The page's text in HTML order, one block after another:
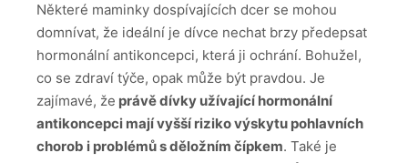
Některé maminky dospívajících dcer se mohou
domnívat, že ideální je dívce nechat brzy předepsat
hormonální antikoncepci, která ji ochrání. Bohužel,
co se zdraví týče, opak může být pravdou. Je
zajímavé, že právě dívky užívající hormonální
antikoncepci mají vyšší riziko výskytu pohlavních
chorob i problémů s děložním čípkem. Také je